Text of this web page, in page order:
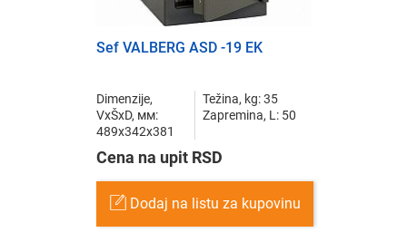
Sef VALBERG ASD -19 EK
Dimenzije,
VxŠxD, мм:
489x342x381
Težina, kg: 35
Zapremina, L: 50
Cena na upit RSD
Dodaj na listu za kupovinu